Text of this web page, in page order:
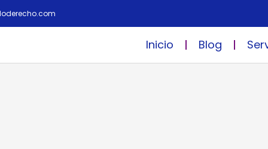
Inicio Blog